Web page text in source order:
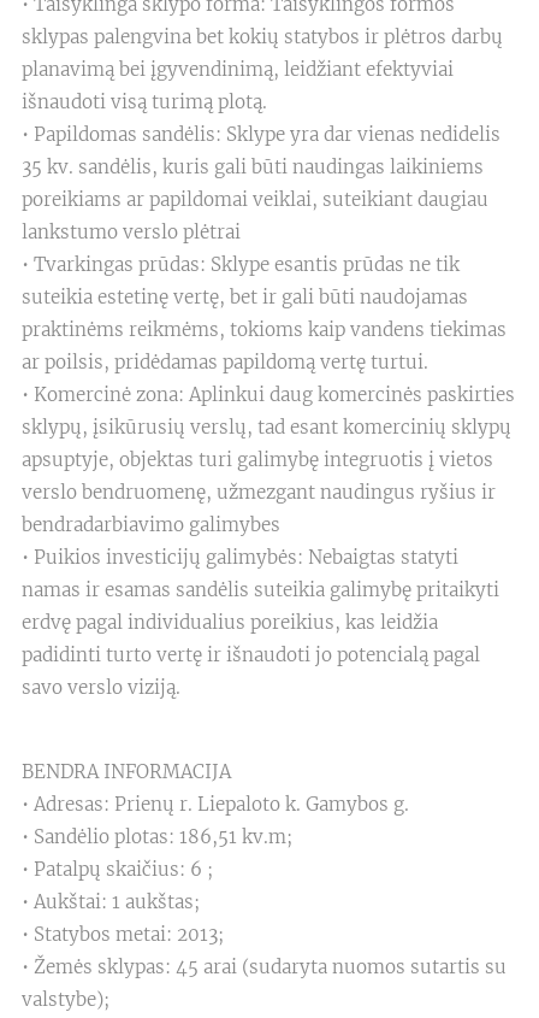
sklypas palengvina bet kokių statybos ir plėtros darbų
planavimą bei įgyvendinimą, leidžiant efektyviai
išnaudoti visą turimą plotą.
• Papildomas sandėlis: Sklype yra dar vienas nedidelis
35 kv. sandėlis, kuris gali būti naudingas laikiniems
poreikiams ar papildomai veiklai, suteikiant daugiau
lankstumo verslo plėtrai
• Tvarkingas prūdas: Sklype esantis prūdas ne tik
suteikia estetinę vertę, bet ir gali būti naudojamas
praktinėms reikmėms, tokioms kaip vandens tiekimas
ar poilsis, pridėdamas papildomą vertę turtui.
• Komercinė zona: Aplinkui daug komercinės paskirties
sklypų, įsikūrusių verslų, tad esant komercinių sklypų
apsuptyje, objektas turi galimybę integruotis į vietos
verslo bendruomenę, užmezgant naudingus ryšius ir
bendradarbiavimo galimybes
• Puikios investicijų galimybės: Nebaigtas statyti
namas ir esamas sandėlis suteikia galimybę pritaikyti
erdvę pagal individualius poreikius, kas leidžia
padidinti turto vertę ir išnaudoti jo potencialą pagal
savo verslo viziją.
BENDRA INFORMACIJA
• Adresas: Prienų r. Liepaloto k. Gamybos g.
• Sandėlio plotas: 186,51 kv.m;
• Patalpų skaičius: 6 ;
• Aukštai: 1 aukštas;
• Statybos metai: 2013;
• Žemės sklypas: 45 arai (sudaryta nuomos sutartis su
valstybe);